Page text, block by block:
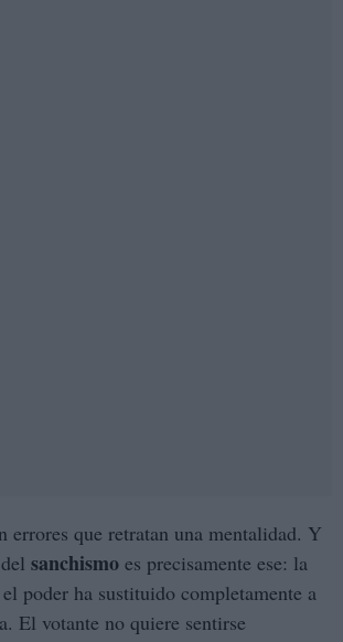
errores que retratan una mentalidad. Y
sanchismo es precisamente ese: la
poder ha sustituido completamente a
El votante no quiere sentirse